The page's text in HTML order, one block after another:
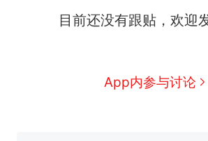
目前还没有跟贴，欢迎
App内参与讨论
因老师一句“跟我
眼了……
空调24小时开着
电力部门回应